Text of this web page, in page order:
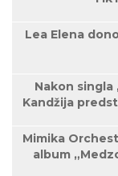
Lea Elena
Nakon singla
Kandžija
Mimika
album